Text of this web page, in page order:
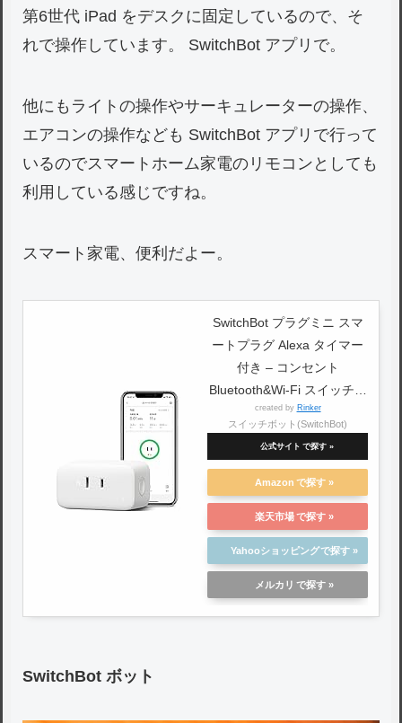
第6世代 iPad をデスクに固定しているので、そ
れで操作しています。 SwitchBot アプリで。
他にもライトの操作やサーキュレーターの操作、
エアコンの操作なども SwitchBot アプリで行って
いるのでスマートホーム家電のリモコンとしても
利用している感じですね。
スマート家電、便利だよー。
SwitchBot プラグミニ スマ
ートプラグ Alexa タイマー
付き – コンセント
Bluetooth&Wi-Fi スイッチボ
ット タイマー 遠隔操作 消
費電力統計 音声コントロー
ル スマートホーム Alexa
Google Home IFTTT Siriに
対応
created by Rinker
スイッチボット(SwitchBot)
公式サイト
Amazon
楽天市場
Yahooショッピング
メルカリ
SwitchBot ボット